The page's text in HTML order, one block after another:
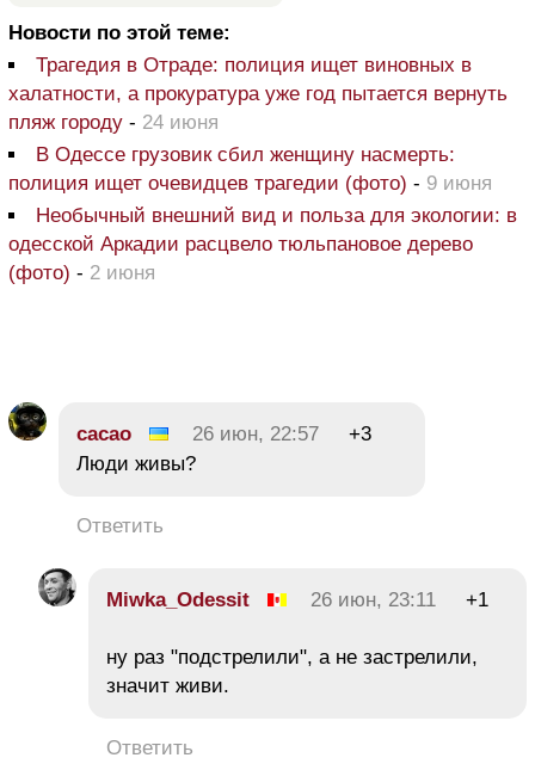
Новости по этой теме:
Трагедия в Отраде: полиция ищет виновных в
халатности, а прокуратура уже год пытается вернуть
пляж городу - 24 июня
В Одессе грузовик сбил женщину насмерть:
полиция ищет очевидцев трагедии (фото) - 9 июня
Необычный внешний вид и польза для экологии: в
одесской Аркадии расцвело тюльпановое дерево
(фото) - 2 июня
cacao 26 июн, 22:57
+3
Люди живы?
Ответить
Miwka_Odessit 26 июн, 23:11 +1
ну раз "подстрелили", а не застрелили,
значит живи.
Ответить